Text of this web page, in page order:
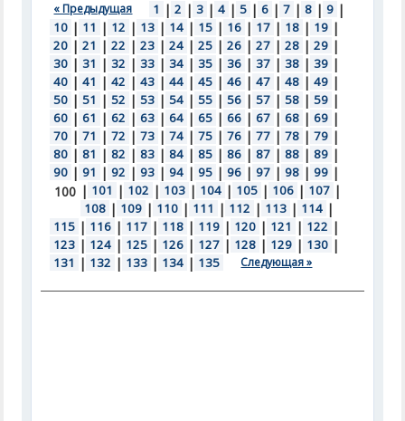
« Предыдущая 1 | 2 | 3 | 4 | 5 | 6 | 7 | 8 | 9 |
10 | 11 | 12 | 13 | 14 | 15 | 16 | 17 | 18 | 19 |
20 | 21 | 22 | 23 | 24 | 25 | 26 | 27 | 28 | 29 |
30 | 31 | 32 | 33 | 34 | 35 | 36 | 37 | 38 | 39 |
40 | 41 | 42 | 43 | 44 | 45 | 46 | 47 | 48 | 49 |
50 | 51 | 52 | 53 | 54 | 55 | 56 | 57 | 58 | 59 |
60 | 61 | 62 | 63 | 64 | 65 | 66 | 67 | 68 | 69 |
70 | 71 | 72 | 73 | 74 | 75 | 76 | 77 | 78 | 79 |
80 | 81 | 82 | 83 | 84 | 85 | 86 | 87 | 88 | 89 |
90 | 91 | 92 | 93 | 94 | 95 | 96 | 97 | 98 | 99 |
100 | 101 | 102 | 103 | 104 | 105 | 106 | 107 |
108 | 109 | 110 | 111 | 112 | 113 | 114 |
115 | 116 | 117 | 118 | 119 | 120 | 121 | 122 |
123 | 124 | 125 | 126 | 127 | 128 | 129 | 130 |
131 | 132 | 133 | 134 | 135 Следующая »